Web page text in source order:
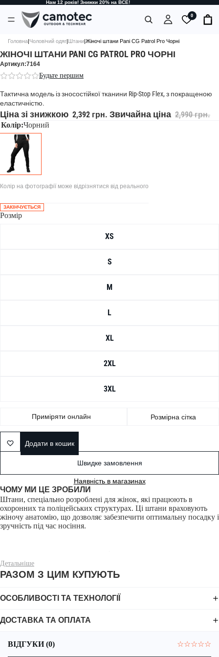
Нам 12 років! Знижки 20% на ВСЕ!
0
Головна|Чоловічий одяг|Штани|Жіночі штани Pani CG Patrol Pro Чорні
ЖІНОЧІ ШТАНИ PANI CG PATROL PRO ЧОРНІ
Артикул:7164
Будьте першим
Тактична модель із зносостійкої тканини Rip-Stop Flex, з покращеною
еластичністю.
Ціна зі знижкою 2,392 грн. Звичайна ціна 2,990 грн.
Колір:Чорний
Колір на фотографії може відрізнятися від реального
ЗАКІНЧУЄТЬСЯ
Розмір
XS
S
M
L
XL
2XL
3XL
Приміряти онлайн Розмірна сітка
Додати в кошик
Швидке замовлення
Наявність в магазинах
ЧОМУ МИ ЦЕ ЗРОБИЛИ
Штани, спеціально розроблені для жінок, які працюють в
охоронних та поліцейських структурах. Ці штани враховують
жіночу анатомію, що дозволяє забезпечити оптимальну посадку і
зручність під час носіння.
Модель штанів виготовлена з армованої, гіпоалергенної тканини
поєднує в собі міцність, еластичність та гіпоалергенні
властивості. Ця тканина має спеціальне плетіння, що запобігає
зберігати її форму під час експлуатації.
Детальніше
РАЗОМ З ЦИМ КУПУЮТЬ
ОСОБЛИВОСТІ ТА ТЕХНОЛОГІЇ
ДОСТАВКА ТА ОПЛАТА
ВІДГУКИ (0) ☆☆☆☆☆